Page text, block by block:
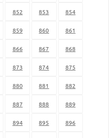
852 853 854
859 860 861
866 867 868
873 874 875
880 881 882
887 888 889
894 895 896